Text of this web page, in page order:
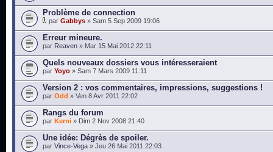
Problème de connection
par Gabbys » Sam 5 Sep 2009 19:06
Erreur mineure.
par Reaven » Mar 15 Mai 2012 22:11
Quels nouveaux dossiers vous intéresseraient
par Yoyo » Sam 7 Mars 2009 11:11
Version 2 : vos commentaires, impressions, suggestions !
par Odd » Ven 8 Avr 2011 22:02
Rangs du forum
par Kerni » Dim 2 Nov 2008 21:40
Une idée: Dégrès de spoiler.
par Vince-Vega » Jeu 26 Mai 2011 22:03